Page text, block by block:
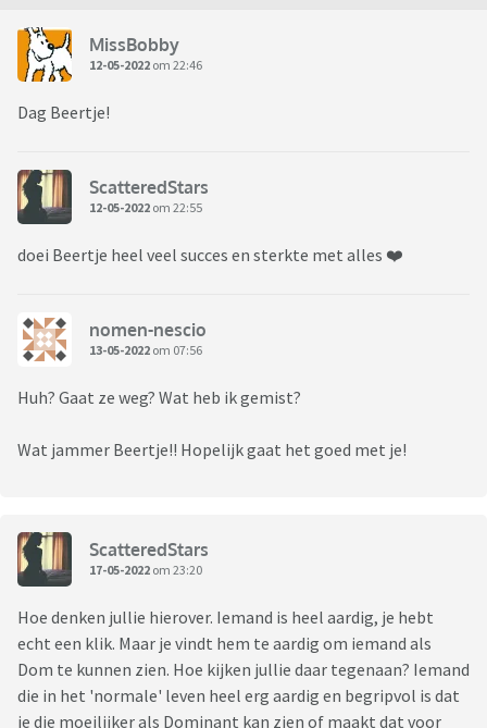
MissBobby
12-05-2022 om 22:46
Dag Beertje!
ScatteredStars
12-05-2022 om 22:55
doei Beertje heel veel succes en sterkte met alles ❤️
nomen-nescio
13-05-2022 om 07:56
Huh? Gaat ze weg? Wat heb ik gemist?
Wat jammer Beertje!! Hopelijk gaat het goed met je!
ScatteredStars
17-05-2022 om 23:20
Hoe denken jullie hierover. Iemand is heel aardig, je hebt
echt een klik. Maar je vindt hem te aardig om iemand als
Dom te kunnen zien. Hoe kijken jullie daar tegenaan? Iemand
die in het 'normale' leven heel erg aardig en begripvol is dat
je die moeilijker als Dominant kan zien of maakt dat voor